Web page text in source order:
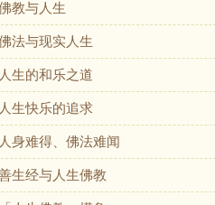
教与人生
法与现实人生
生的和乐之道
生快乐的追求
身难得、佛法难闻
生经与人生佛教